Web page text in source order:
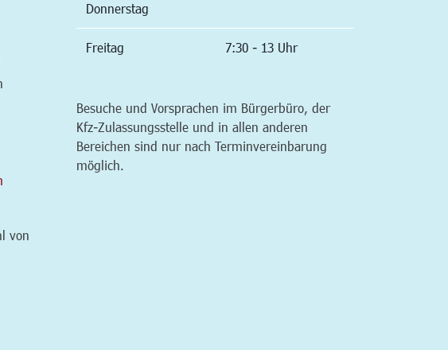
von
Donnerstag
Freitag 7:30 - 13 Uhr
Besuche und Vorsprachen im Bürgerbüro, der
Kfz-Zulassungsstelle und in allen anderen
Bereichen sind nur nach Terminvereinbarung
möglich.